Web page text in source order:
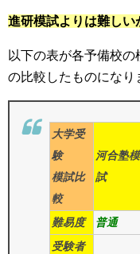
進研模試よりは難し
以下の表が各予備校
の比較したものになり
大学受
験
模試比
較
河合塾模
試
難易度 普通
受験者